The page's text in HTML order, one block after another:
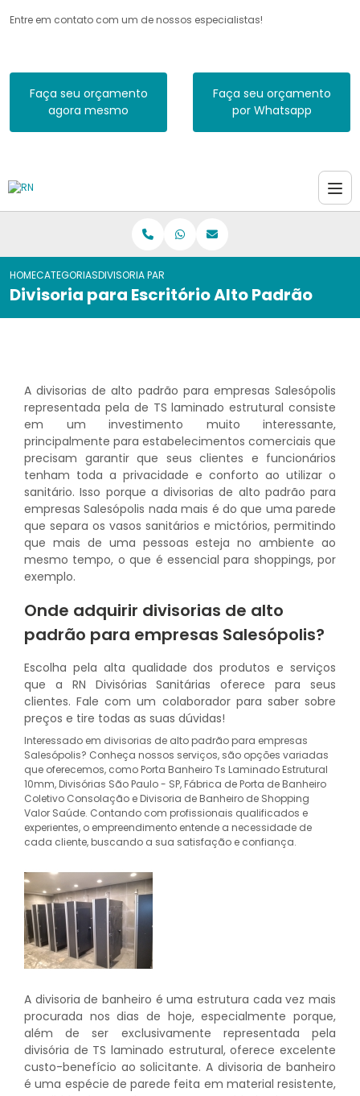
Entre em contato com um de nossos especialistas!
Faça seu orçamento
agora mesmo
Faça seu orçamento
por Whatsapp
HOMECATEGORIASDIVISORIA PARA ESCRITÓRIO ALTO PADRÃO
Divisoria para Escritório Alto Padrão
A divisorias de alto padrão para empresas Salesópolis
representada pela de TS laminado estrutural consiste
em um investimento muito interessante,
principalmente para estabelecimentos comerciais que
precisam garantir que seus clientes e funcionários
tenham toda a privacidade e conforto ao utilizar o
sanitário. Isso porque a divisorias de alto padrão para
empresas Salesópolis nada mais é do que uma parede
que separa os vasos sanitários e mictórios, permitindo
que mais de uma pessoas esteja no ambiente ao
mesmo tempo, o que é essencial para shoppings, por
exemplo.
Onde adquirir divisorias de alto
padrão para empresas Salesópolis?
Escolha pela alta qualidade dos produtos e serviços
que a RN Divisórias Sanitárias oferece para seus
clientes. Fale com um colaborador para saber sobre
preços e tire todas as suas dúvidas!
Interessado em divisorias de alto padrão para empresas
Salesópolis? Conheça nossos serviços, são opções variadas
que oferecemos, como Porta Banheiro Ts Laminado Estrutural
10mm, Divisórias São Paulo - SP, Fábrica de Porta de Banheiro
Coletivo Consolação e Divisoria de Banheiro de Shopping
Valor Saúde. Contando com profissionais qualificados e
experientes, o empreendimento entende a necessidade de
cada cliente, buscando a sua satisfação e confiança.
A divisoria de banheiro é uma estrutura cada vez mais
procurada nos dias de hoje, especialmente porque,
além de ser exclusivamente representada pela
divisória de TS laminado estrutural, oferece excelente
custo-benefício ao solicitante. A divisoria de banheiro
é uma espécie de parede feita em material resistente,